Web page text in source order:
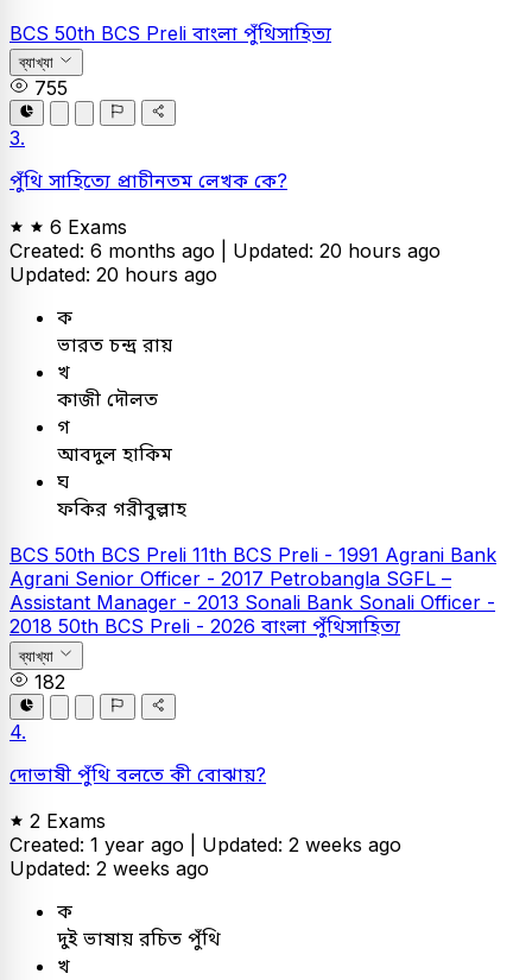
BCS 50th BCS Preli বাংলা পুঁথিসাহিত্য
ব্যাখ্যা
755
3.
পুঁথি সাহিত্যে প্রাচীনতম লেখক কে?
6 Exams
Created: 6 months ago | Updated: 20 hours ago
Updated: 20 hours ago
ক
ভারত চন্দ্র রায়
খ
কাজী দৌলত
গ
আবদুল হাকিম
ঘ
ফকির গরীবুল্লাহ
BCS 50th BCS Preli 11th BCS Preli - 1991 Agrani Bank
Agrani Senior Officer - 2017 Petrobangla SGFL –
Assistant Manager - 2013 Sonali Bank Sonali Officer -
2018 50th BCS Preli - 2026 বাংলা পুঁথিসাহিত্য
ব্যাখ্যা
182
4.
দোভাষী পুঁথি বলতে কী বোঝায়?
2 Exams
Created: 1 year ago | Updated: 2 weeks ago
Updated: 2 weeks ago
ক
দুই ভাষায় রচিত পুঁথি
খ